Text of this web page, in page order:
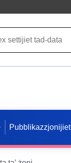
Pubblikazzjonijiet